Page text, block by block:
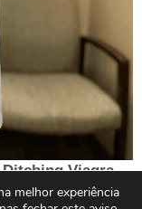
melhor experiência